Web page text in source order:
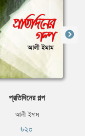
প্রতিদিনের গল্প
আলী ইমাম
৳২০